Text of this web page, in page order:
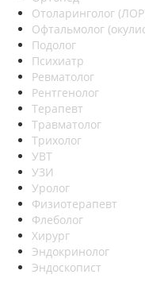
Отоларинголог
Офтальмолог
Подолог
Психиатр
Ревматолог
Рентгенолог
Терапевт
Травматолог
Трихолог
УВТ
УЗИ
Уролог
Физиотерапевт
Флеболог
Хирург
Эндокринолог
Эндоскопист